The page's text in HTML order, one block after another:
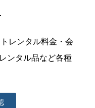
レンタル料金・会
ンタル品など各種